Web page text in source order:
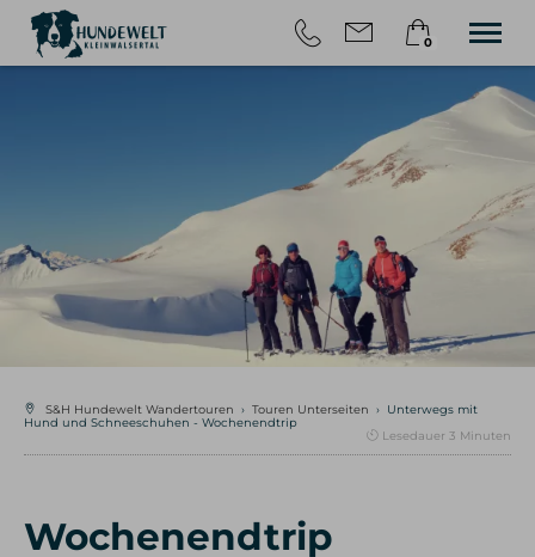
0
S&H Hundewelt Wandertouren › Touren Unterseiten › Unterwegs mit
Hund und Schneeschuhen - Wochenendtrip
Lesedauer 3 Minuten
Wochenendtrip